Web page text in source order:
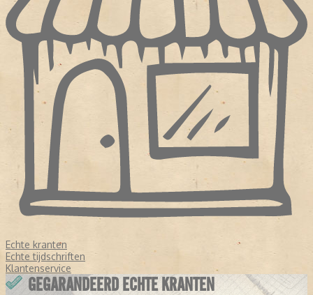
Echte kranten
Echte tijdschriften
Klantenservice
GEGARANDEERD ECHTE KRANTEN